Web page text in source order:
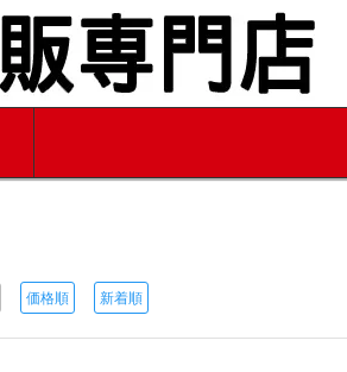
価格順 新着順